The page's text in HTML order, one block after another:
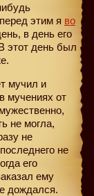
этим я во
в день его
этот день был
мучил и
мучениях от
не могла,
не
не
его
ему
дождался.